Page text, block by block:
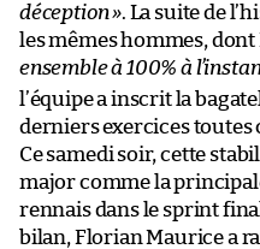
déception ». La suite de
les mêmes hommes,
ensemble à 100% à
l’équipe a inscrit la
derniers exercices
Ce samedi soir, cette
major comme la
rennais dans le sprint
bilan, Florian Maurice a